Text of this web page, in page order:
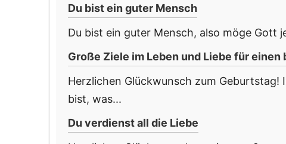
Du bist ein guter Mensch
Du bist ein guter Mensch, also möge Gott
Große Ziele im Leben und Liebe für einen
Herzlichen Glückwunsch zum
bist, was...
Du verdienst all die Liebe